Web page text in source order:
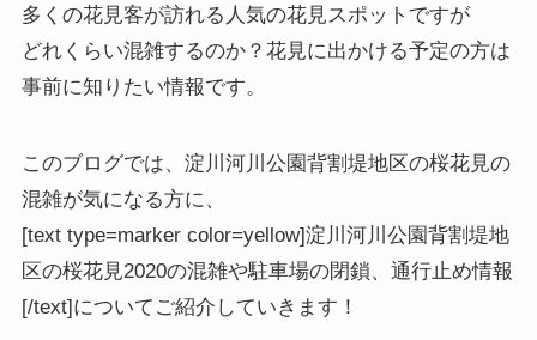
多くの花見客が訪れる人気の花見スポットですが
どれくらい混雑するのか？花見に出かける予定の方は
事前に知りたい情報です。
このブログでは、 淀川河川公園背割堤地区の桜花見の
混雑が気になる方に、
[text type=marker color=yellow]淀川河川公園背割堤地
区の桜花見2020の混雑や駐車場の閉鎖、通行止め情報
[/text]についてご紹介していきます！